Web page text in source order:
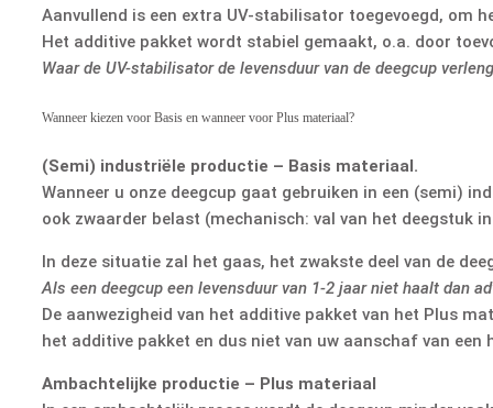
Aanvullend is een extra UV-stabilisator toegevoegd, om
Het additive pakket wordt stabiel gemaakt, o.a. door
Waar de UV-stabilisator de levensduur van de deegcup
Wanneer kiezen voor Basis en wanneer voor Plus materiaal?
(Semi) industriële productie – Basis materiaal.
Wanneer u onze deegcup gaat gebruiken in een (semi)
ook zwaarder belast (mechanisch: val van het deegstuk
In deze situatie zal het gaas, het zwakste deel van de
Als een deegcup een levensduur van 1-2 jaar niet haalt dan
De aanwezigheid van het additive pakket van het Plus
het additive pakket en dus niet van uw aanschaf van een
Ambachtelijke productie – Plus materiaal